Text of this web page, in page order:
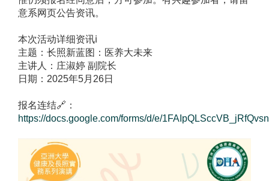
意系网页公告资讯。
本次活动详细资讯ℹ️
主题：长照新蓝图：医养大未来
主讲人：庄淑婷 副院长
日期：2025年5月26日
报名连结🔗：
https://docs.google.com/forms/d/e/